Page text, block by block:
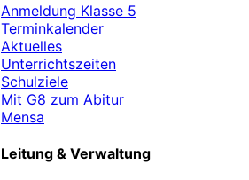
Anmeldung Klasse 5
Terminkalender
Aktuelles
Unterrichtszeiten
Schulziele
Mit G8 zum Abitur
Mensa
Leitung & Verwaltung